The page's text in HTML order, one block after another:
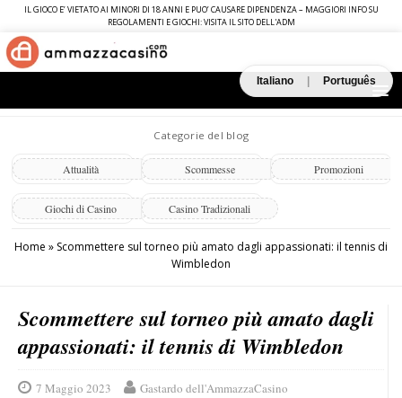
IL GIOCO E’ VIETATO AI MINORI DI 18 ANNI E PUO’ CAUSARE DIPENDENZA – MAGGIORI INFO SU
REGOLAMENTI E GIOCHI: VISITA IL SITO DELL'ADM
Categorie del blog
Attualità Scommesse Promozioni
Giochi di Casino Casino Tradizionali
Home » Scommettere sul torneo più amato dagli appassionati: il tennis di
Wimbledon
Scommettere sul torneo più amato dagli
appassionati: il tennis di Wimbledon
7 Maggio 2023 Gastardo dell'AmmazzaCasino
Italiano Português